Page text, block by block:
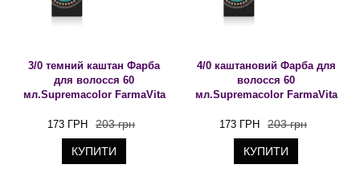
3/0 темний каштан Фарба
для волосся 60
мл.Supremacolor FarmaVita
173 ГРН 203 грн
КУПИТИ
4/0 каштановий Фарба для
волосся 60
мл.Supremacolor FarmaVita
173 ГРН 203 грн
КУПИТИ